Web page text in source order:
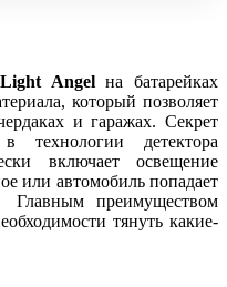
Angelна батарейках
который позволяет
и гаражах. Секрет
технологии детектора
включает освещение
или автомобиль попадает
Главным преимуществом
тянуть какие-